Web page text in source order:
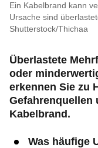
Ein Kabelbrand kann
Ursache sind
Shutterstock/Thichaa
Überlastete
oder
erkennen Sie zu
Gefahrenquellen
Kabelbrand.
Was häufige